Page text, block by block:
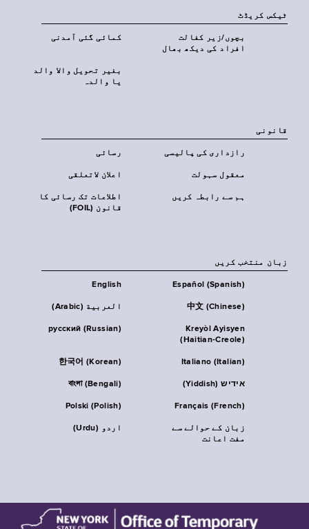
ٹیکس کریڈٹ
کمائی گئی آمدنی
بچوں/زیر کفالت
افراد کی دیکھ بھال
بغیر تحویل والا والد
یا والدہ
قانونی
رسائی رازداری کی پالیسی
اعلان لاتعلقی معقول سہولت
اطلاعات تک رسائی کا
قانون (FOIL)
ہم سے رابطہ کریں
زبان منتخب کریں
English Español (Spanish)
العربية (Arabic) 中文 (Chinese)
русский (Russian)
Kreyòl Ayisyen
(Haitian-Creole)
한국어 (Korean) Italiano (Italian)
বাংলা (Bengali) אידיש (Yiddish)
Polski (Polish) Français (French)
اردو (Urdu)
زبان کے حوالے سے
مفت اعانت